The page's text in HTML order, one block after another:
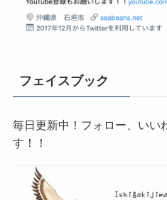
フェイスブック
毎日更新中！フォロー、いい
す！！